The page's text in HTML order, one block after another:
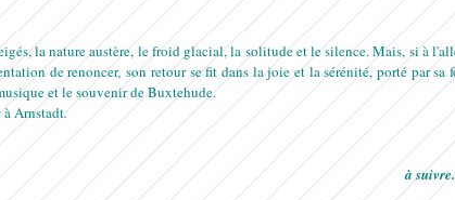
la nature austère, le froid glacial, la solitude et le silence. Mais, si à
de renoncer,son retour se fit dans la joie et la sérénité, porté par sa
et le souvenir de Buxtehude.
Arnstadt.
à